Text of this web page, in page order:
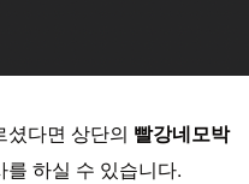
셨다면 상단의 빨강네모박
를 하실 수 있습니다.